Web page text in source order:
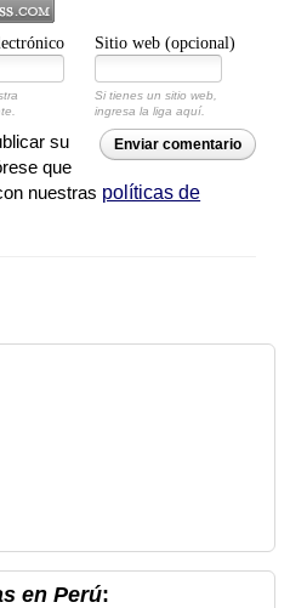
Sitio web (opcional)
Si tienes un sitio web,
ingresa la liga aquí.
Enviar comentario
su
que
nuestras políticas de
en Perú: